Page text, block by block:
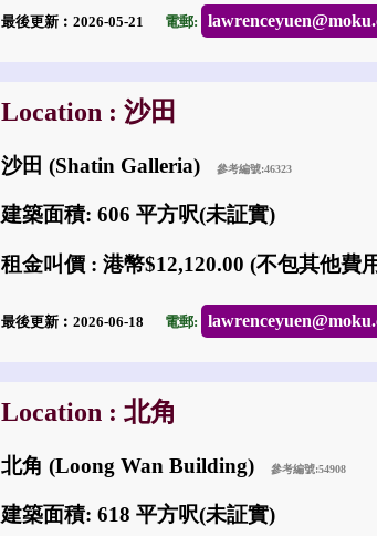
最後更新︰2026-05-21 電郵:
Location : 沙田
沙田 (Shatin Galleria) 參考編號:46323
建築面積: 606 平方呎(未証實)
租金叫價 : 港幣$12,120.00 (不包其他費
最後更新︰2026-06-18 電郵:
Location : 北角
北角 (Loong Wan Building) 參考編號:54908
建築面積: 618 平方呎(未証實)